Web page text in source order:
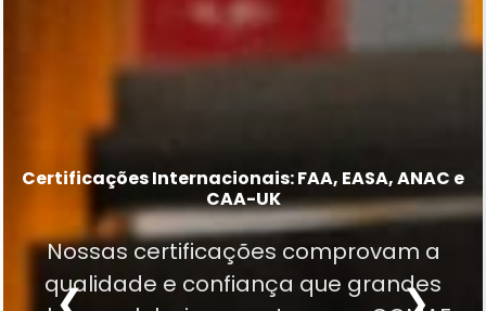
Excelência em MRO desde 1977
Tradição construída em décadas de
experiência, confiabilidade e dedicação
Certificações Internacionais: FAA, EASA, ANAC e
CAA-UK
Nossas certificações comprovam a
qualidade e confiança que grandes
Mais de 20.000 part numbers em nossa
Capability List
Excelência técnica em trens de pouso,
sistemas de hélice, componentes
elétricos, eletrônicos, pneumáticos,
❮ ❯